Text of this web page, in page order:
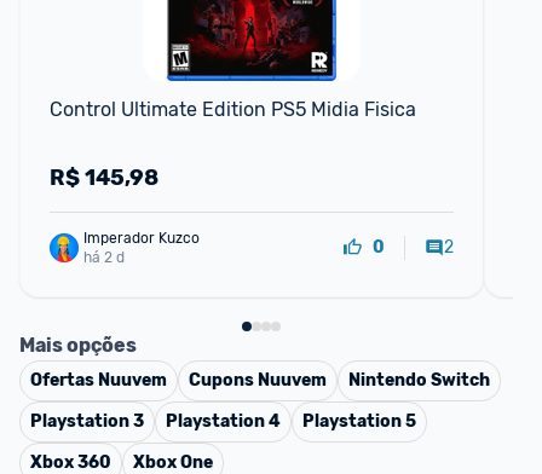
Control Ultimate Edition PS5 Midia Fisica
R$145,98
Imperador Kuzco
há 2 d
0 2
Mais opções
Ofertas Nuuvem Cupons Nuuvem
Nintendo Switch
Playstation 3
Playstation 4
Playstation 5
Xbox 360
Xbox One